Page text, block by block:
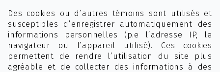
Des cookies ou d’autres témoins sont utilisés et
susceptibles d’enregistrer automatiquement des
informations personnelles (p.e l’adresse IP, le
navigateur ou l’appareil utilisé). Ces cookies
permettent de rendre l’utilisation du site plus
agréable et de collecter des informations à des